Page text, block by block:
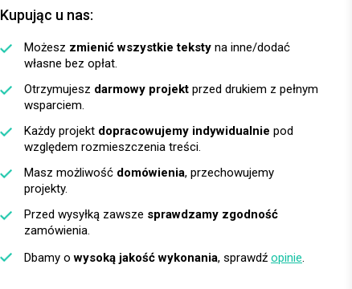
Kupując u nas:
Możesz zmienić wszystkie teksty na inne/dodać
własne bez opłat.
Otrzymujesz darmowy projekt przed drukiem z pełnym
wsparciem.
Każdy projekt dopracowujemy indywidualnie pod
względem rozmieszczenia treści.
Masz możliwość domówienia, przechowujemy
projekty.
Przed wysyłką zawsze sprawdzamy zgodność
zamówienia.
Dbamy owysoką jakość wykonania, sprawdź opinie.